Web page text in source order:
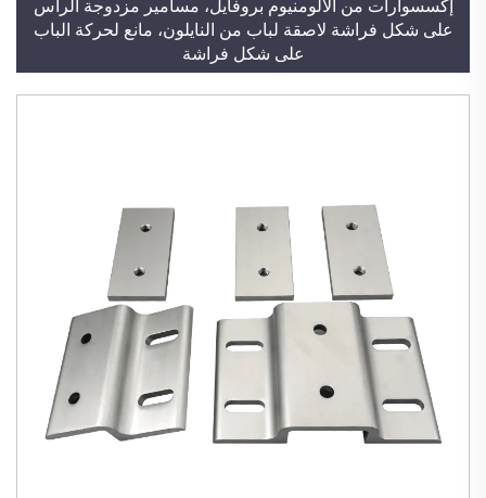
إكسسوارات من الألومنيوم بروفايل، مسامير مزدوجة الرأس
على شكل فراشة لاصقة لباب من النايلون، مانع لحركة الباب
على شكل فراشة